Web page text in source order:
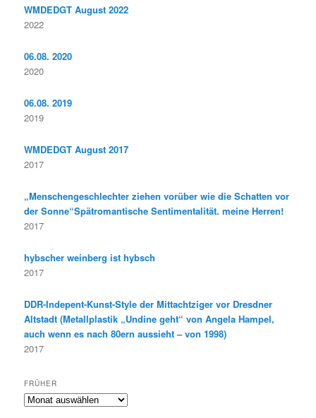
WMDEDGT August 2022
2022
06.08. 2020
2020
06.08. 2019
2019
WMDEDGT August 2017
2017
„Menschengeschlechter ziehen vorüber wie die Schatten vor
der Sonne“Spätromantische Sentimentalität. meine Herren!
2017
hybscher weinberg ist hybsch
2017
DDR-Indepent-Kunst-Style der Mittachtziger vor Dresdner
Altstadt (Metallplastik „Undine geht“ von Angela Hampel,
auch wenn es nach 80ern aussieht – von 1998)
2017
FRÜHER
F